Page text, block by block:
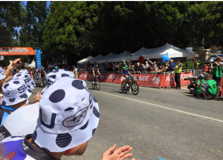
Tendances
Tous nos articles
À propos